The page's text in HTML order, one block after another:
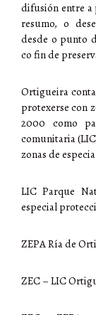
difusión entre a
resumo, o
desde o punto
co fin de
Ortigueira
protexerse con
2000 como
comunitaria
zonas de
LIC Parque
especial
ZEPA Ría de
ZEC – LIC